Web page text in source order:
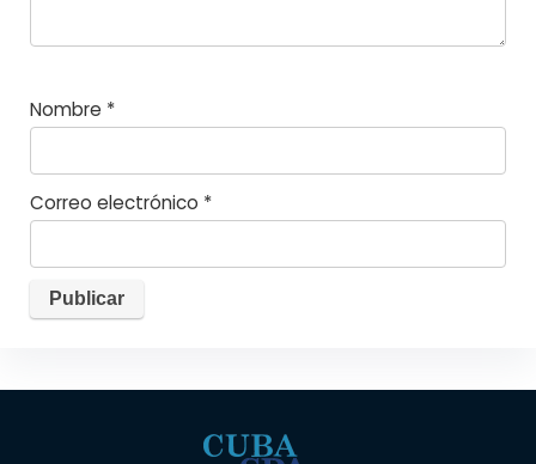
Nombre *
Correo electrónico *